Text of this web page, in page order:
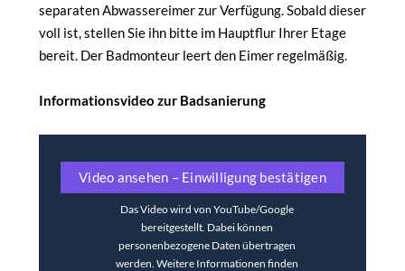
separaten Abwassereimer zur Verfügung. Sobald dieser
voll ist, stellen Sie ihn bitte im Hauptflur Ihrer Etage
bereit. Der Badmonteur leert den Eimer regelmäßig.
Informationsvideo zur Badsanierung
Video ansehen – Einwilligung bestätigen
Das Video wird von YouTube/Google
bereitgestellt. Dabei können
personenbezogene Daten übertragen
werden. Weitere Informationen finden